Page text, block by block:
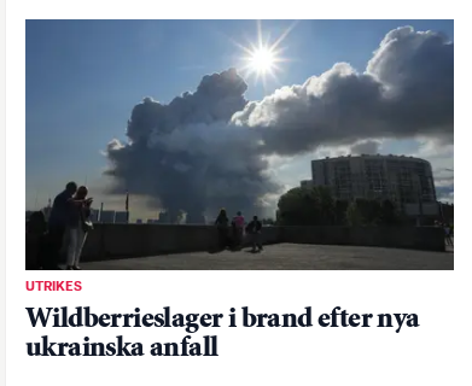
UTRIKES
Wildberrieslager i brand efter nya
ukrainska anfall